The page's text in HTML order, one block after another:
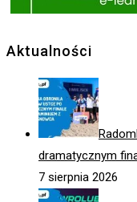
Aktualności
dramatycznym
7 sierpnia 2026